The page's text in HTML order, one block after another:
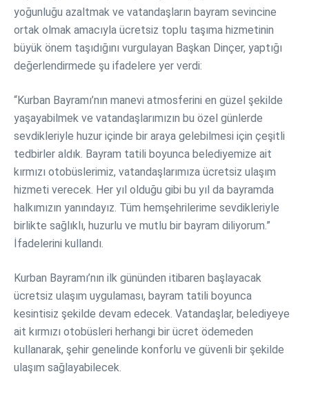
yoğunluğu azaltmak ve vatandaşların bayram sevincine
ortak olmak amacıyla ücretsiz toplu taşıma hizmetinin
büyük önem taşıdığını vurgulayan Başkan Dinçer, yaptığı
değerlendirmede şu ifadelere yer verdi:
“Kurban Bayramı’nın manevi atmosferini en güzel şekilde
yaşayabilmek ve vatandaşlarımızın bu özel günlerde
sevdikleriyle huzur içinde bir araya gelebilmesi için çeşitli
tedbirler aldık. Bayram tatili boyunca belediyemize ait
kırmızı otobüslerimiz, vatandaşlarımıza ücretsiz ulaşım
hizmeti verecek. Her yıl olduğu gibi bu yıl da bayramda
halkımızın yanındayız. Tüm hemşehrilerime sevdikleriyle
birlikte sağlıklı, huzurlu ve mutlu bir bayram diliyorum.”
İfadelerini kullandı.
Kurban Bayramı’nın ilk gününden itibaren başlayacak
ücretsiz ulaşım uygulaması, bayram tatili boyunca
kesintisiz şekilde devam edecek. Vatandaşlar, belediyeye
ait kırmızı otobüsleri herhangi bir ücret ödemeden
kullanarak, şehir genelinde konforlu ve güvenli bir şekilde
ulaşım sağlayabilecek.